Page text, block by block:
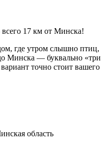
17 км от Минска!
где утром слышно птиц,
Минска — буквально «три
точно стоит вашего
область